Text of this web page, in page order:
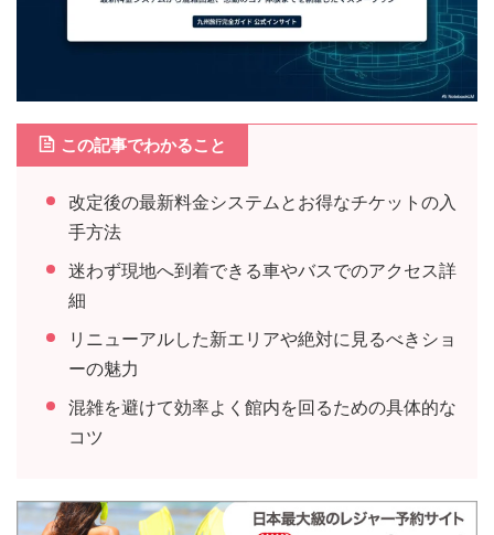
この記事でわかること
改定後の最新料金システムとお得なチケットの入
手方法
迷わず現地へ到着できる車やバスでのアクセス詳
細
リニューアルした新エリアや絶対に見るべきショ
ーの魅力
混雑を避けて効率よく館内を回るための具体的な
コツ